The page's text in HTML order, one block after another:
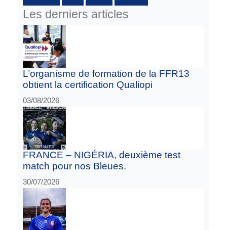
Les derniers articles
L’organisme de formation de la FFR13
obtient la certification Qualiopi
03/08/2026
FRANCE – NIGÉRIA, deuxième test
match pour nos Bleues.
30/07/2026